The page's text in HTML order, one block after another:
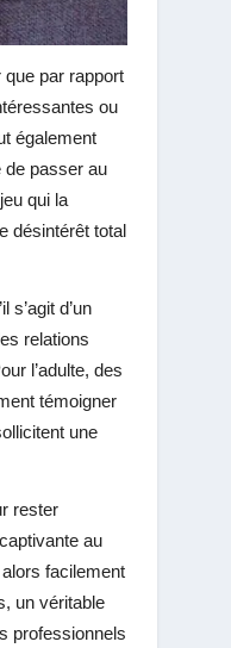
que par rapport
ou
également
de passer au
qui la
désintérêt total
d’un
relations
l’adulte, des
témoigner
une
rester
au
facilement
un véritable
professionnels